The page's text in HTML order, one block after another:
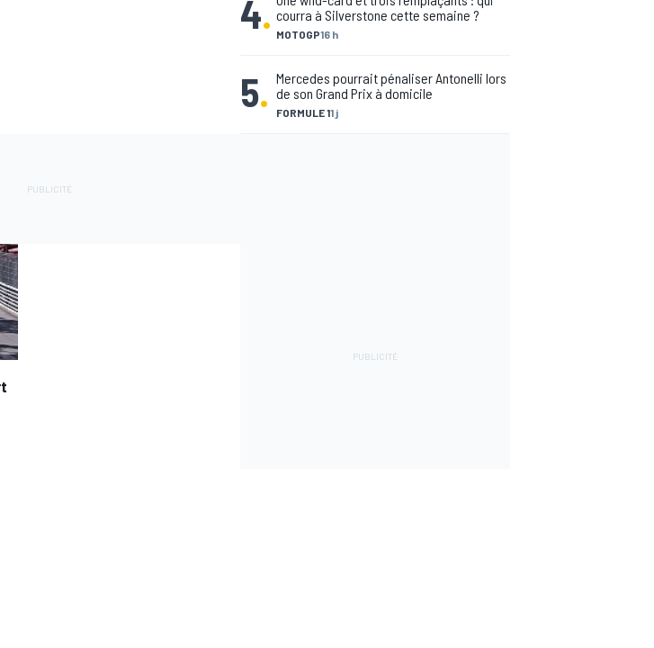
4. MOTOGP16 h
courra à Silverstone cette semaine ?
5. FORMULE 11 j
Mercedes pourrait pénaliser Antonelli lors
de son Grand Prix à domicile